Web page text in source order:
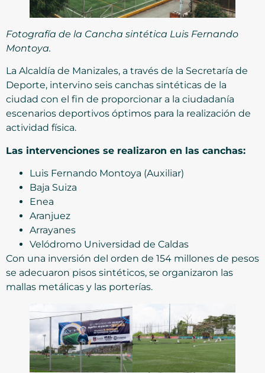
Fotografía de la Cancha sintética Luis Fernando
Montoya.
La Alcaldía de Manizales, a través de la Secretaría de
Deporte, intervino seis canchas sintéticas de la
ciudad con el fin de proporcionar a la ciudadanía
escenarios deportivos óptimos para la realización de
actividad física.
Las intervenciones se realizaron en las canchas:
Luis Fernando Montoya (Auxiliar)
Baja Suiza
Enea
Aranjuez
Arrayanes
Velódromo Universidad de Caldas
Con una inversión del orden de 154 millones de pesos
se adecuaron pisos sintéticos, se organizaron las
mallas metálicas y las porterías.